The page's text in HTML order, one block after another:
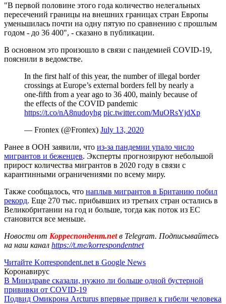
"В первой половине этого года количество нелегальных
пересечений границы на внешних границах стран Европы
уменьшилась почти на одну пятую по сравнению с прошлым
годом - до 36 400", - сказано в публикации.
В основном это произошло в связи с пандемией COVID-19,
пояснили в ведомстве.
In the first half of this year, the number of illegal border
crossings at Europe’s external borders fell by nearly a
one-fifth from a year ago to 36 400, mainly because of
the effects of the COVID pandemic
https://t.co/nA8nudoyhg pic.twitter.com/MuORsYjdXp
— Frontex (@Frontex) July 13, 2020
Ранее в ООН заявили, что из-за пандемии упало число
мигрантов и беженцев. Эксперты прогнозируют небольшой
прирост количества мигрантов в 2020 году в связи с
карантинными ограничениями по всему миру.
Также сообщалось, что наплыв мигрантов в Британию побил
рекорд. Еще 270 тыс. прибывших из третьих стран остались в
Великобритании на год и больше, тогда как поток из ЕС
становится все меньше.
Новости от Корреспондент.netв Telegram. Подписывайтесь
на наш канал https://t.me/korrespondentnet
Читайте Korrespondent.net в Google News
Коронавирус
В Минздраве сказали, нужно ли больше одной бустерной
прививки от COVID-19
Подвид Омикрона Arcturus впервые привел к гибели человека